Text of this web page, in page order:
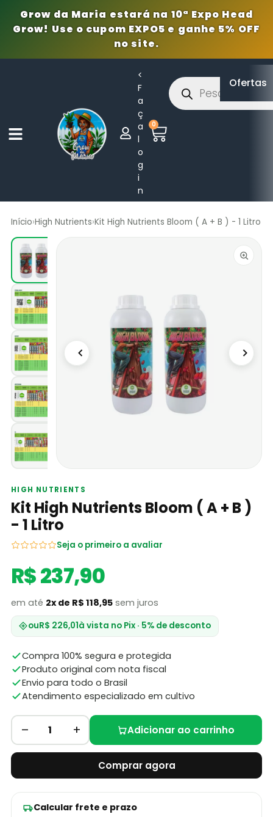
Grow da Maria estará na 10ª Expo Head
Grow! Use o cupom EXPO5 e ganhe 5% OFF
no site.
<
F
a
ç
a
l
o
g
i
n
0
Ofertas
Início›High Nutrients›Kit High Nutrients Bloom ( A + B ) - 1 Litro
HIGH NUTRIENTS
Kit High Nutrients Bloom ( A + B )
- 1 Litro
Seja o primeiro a avaliar
R$ 237,90
em até 2x de R$ 118,95sem juros
ouR$ 226,01à vista no Pix · 5% de desconto
Compra 100% segura e protegida
Produto original com nota fiscal
Envio para todo o Brasil
Atendimento especializado em cultivo
– 1 + Adicionar ao carrinho
Comprar agora
Calcular frete e prazo